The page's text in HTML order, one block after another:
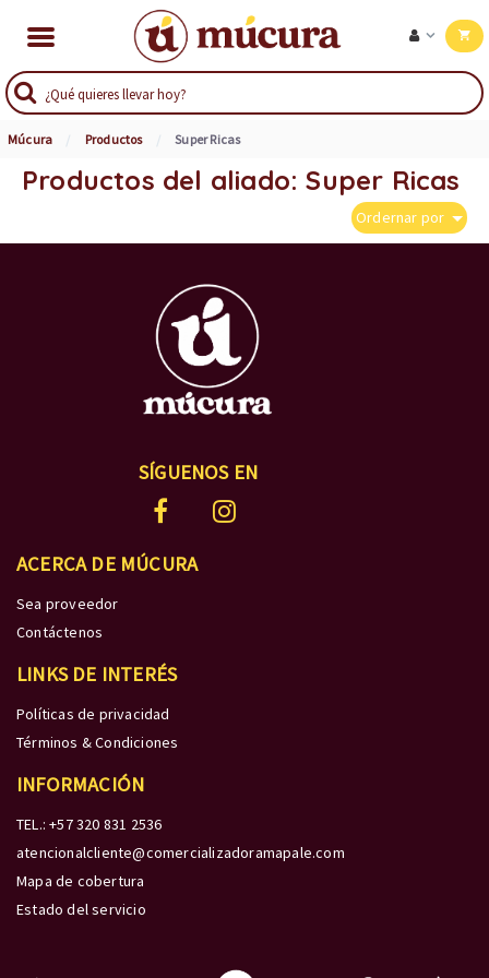
Múcura Productos Super Ricas
Productos del aliado: Super Ricas
Ordernar por
SÍGUENOS EN
ACERCA DE MÚCURA
Sea proveedor
Contáctenos
LINKS DE INTERÉS
Políticas de privacidad
Términos & Condiciones
INFORMACIÓN
TEL.: +57 320 831 2536
atencionalcliente@comercializadoramapale.com
Mapa de cobertura
Estado del servicio